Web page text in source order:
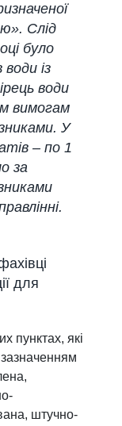
Слід
було
води із
води
вимогам
У
– по 1
за
для
пунктах, які
штучно-